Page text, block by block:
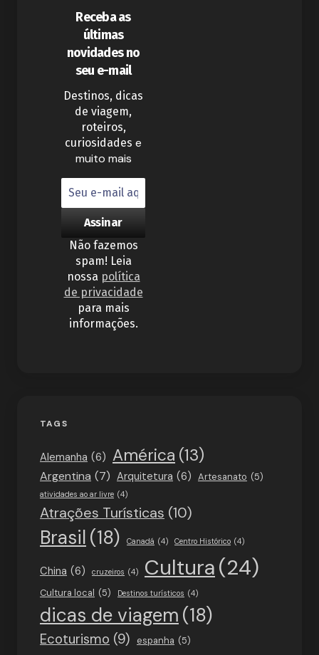
Receba as
últimas
novidades no
seu e-mail
Destinos, dicas
de viagem,
roteiros,
curiosidades e
muito mais
Não fazemos
spam! Leia
nossa política
de privacidade
para mais
informações.
TAGS
Alemanha (6) América (13)
Argentina (7) Arquitetura (6) Artesanato (5)
atividades ao ar livre (4)
Atrações Turísticas (10)
Brasil (18) Canadá (4) Centro Histórico (4)
China (6) cruzeiros (4) Cultura(24)
Cultura local (5) Destinos turísticos (4)
dicas de viagem (18)
Ecoturismo (9) espanha (5)